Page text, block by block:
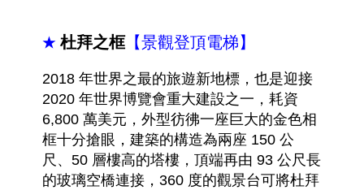
★ 杜拜之框【景觀登頂電梯】
2018 年世界之最的旅遊新地標，也是迎接
2020 年世界博覽會重大建設之一，耗資
6,800 萬美元，外型彷彿一座巨大的金色相
框十分搶眼，建築的構造為兩座 150 公
尺、50 層樓高的塔樓，頂端再由 93 公尺長
的玻璃空橋連接，360 度的觀景台可將杜拜